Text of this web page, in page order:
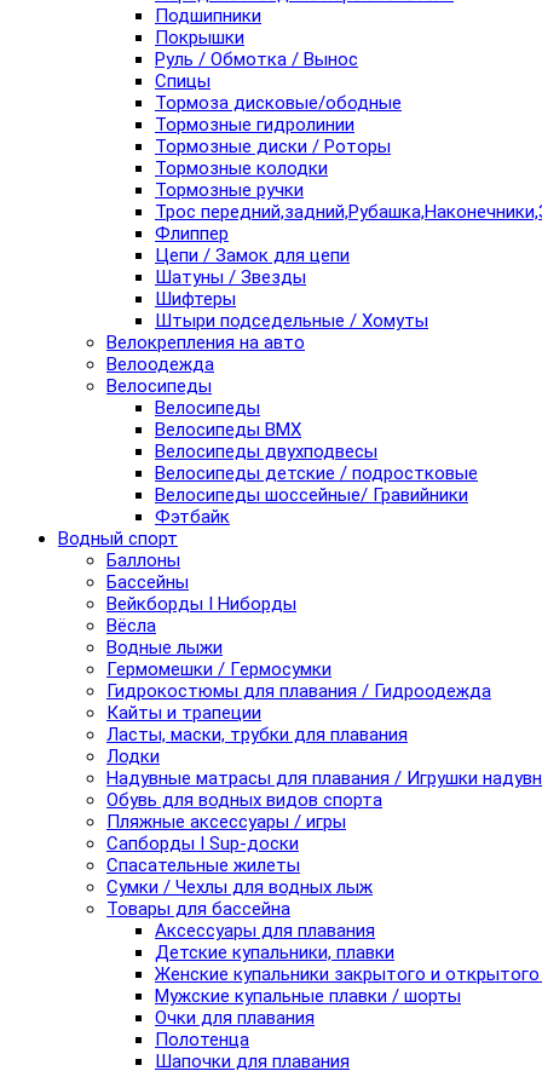
Подшипники
Покрышки
Руль / Обмотка / Вынос
Спицы
Тормоза дисковые/ободные
Тормозные гидролинии
Тормозные диски / Роторы
Тормозные колодки
Тормозные ручки
Трос
Флиппер
Цепи / Замок для цепи
Шатуны / Звезды
Шифтеры
Штыри подседельные / Хомуты
Велокрепления на авто
Велоодежда
Велосипеды
Велосипеды
Велосипеды BMX
Велосипеды двухподвесы
Велосипеды детские / подростковые
Велосипеды шоссейные/ Гравийники
Фэтбайк
Водный спорт
Баллоны
Бассейны
Вейкборды I Ниборды
Вёсла
Водные лыжи
Гермомешки / Гермосумки
Гидрокостюмы для плавания / Гидроодежда
Кайты и трапеции
Ласты, маски, трубки для плавания
Лодки
Надувные матрасы для плавания / Игрушки
Обувь для водных видов спорта
Пляжные аксессуары / игры
Сапборды I Sup-доски
Спасательные жилеты
Сумки / Чехлы для водных лыж
Товары для бассейна
Аксессуары для плавания
Детские купальники, плавки
Женские купальники закрытого и
Мужские купальные плавки / шорты
Очки для плавания
Полотенца
Шапочки для плавания